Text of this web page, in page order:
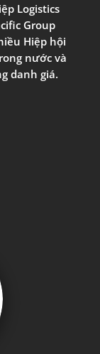
Logistics
Group
Hiệp hội
nước và
danh giá.